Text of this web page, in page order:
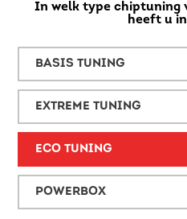
In welk type chiptuning
heeft u
BASIS TUNING
EXTREME TUNING
ECO TUNING
POWERBOX